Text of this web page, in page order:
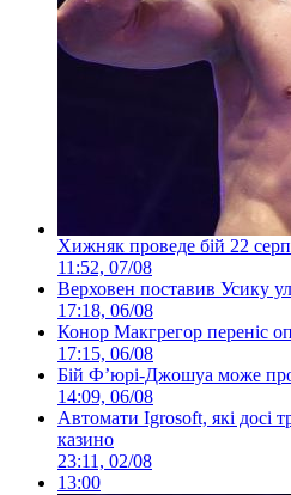
Хижняк проведе бій 22
11:52, 07/08
Верховен поставив Усику
17:18, 06/08
Конор Макгрегор переніс
17:15, 06/08
Бій Ф’юрі-Джошуа може
14:09, 06/08
Автомати Igrosoft, які досі
казино
23:11, 02/08
13:00